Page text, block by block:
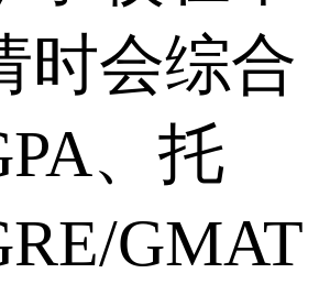
时会综合
、托
GMAT